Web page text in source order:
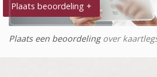
Plaats beoordeling +
Plaats een beoordelingover